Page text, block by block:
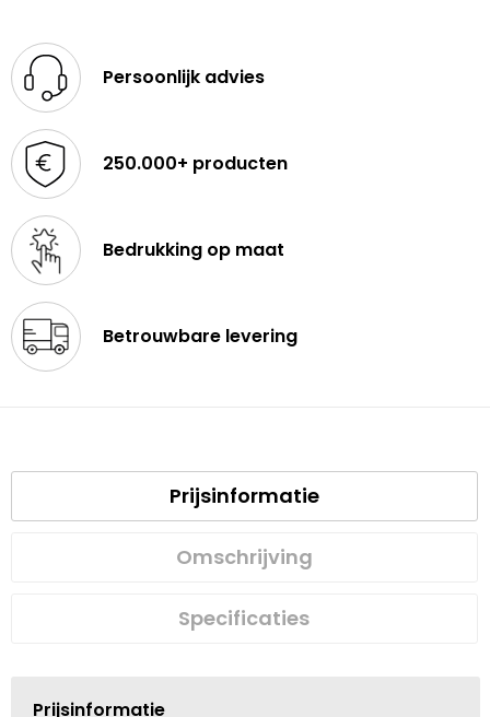
Persoonlijk advies
250.000+ producten
Bedrukking op maat
Betrouwbare levering
Prijsinformatie
Omschrijving
Specificaties
Prijsinformatie